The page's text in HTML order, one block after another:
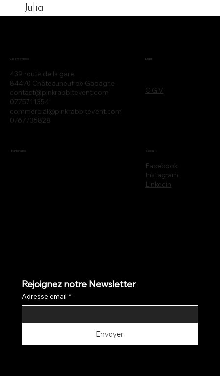
Julia
439 route de la gare
84470 Châteauneuf de Gadagne
contact@pinkrabbitevent.com
0775711354
commercial@pinkrabbitevent.com
0767735828
Coordonnées
C.G.V
Legal
Partenaires
Facebook
Instagram
Linkedin
Social
Rejoignez notre Newsletter
Adresse email *
Envoyer